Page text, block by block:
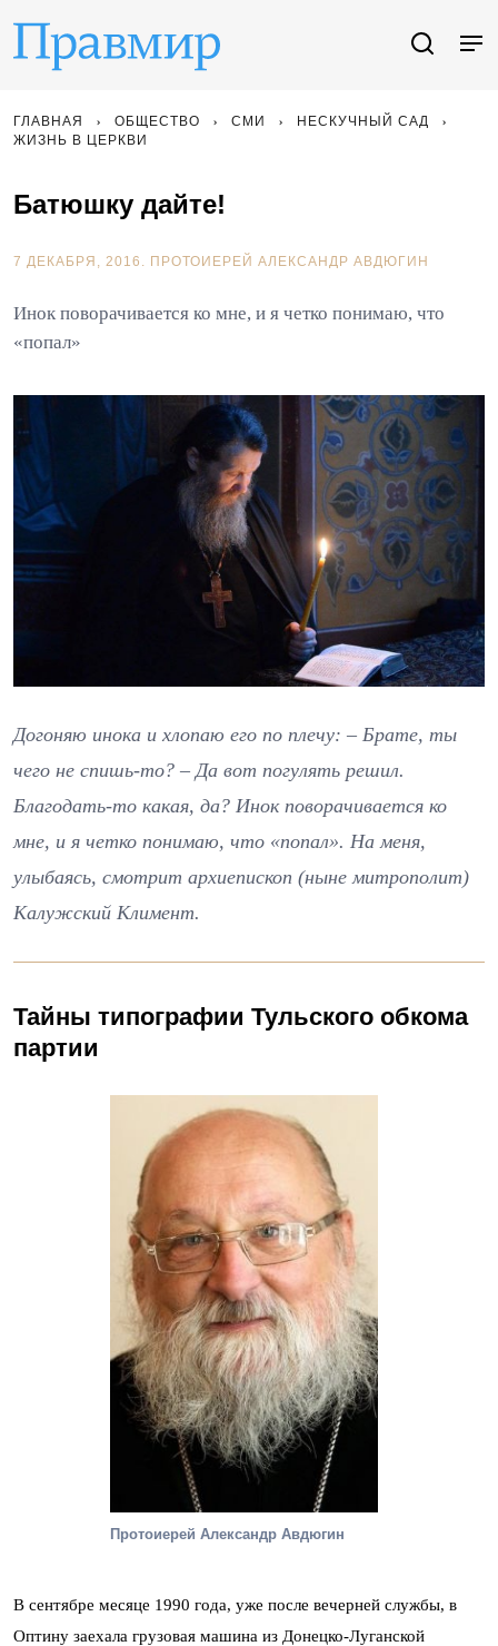
ГЛАВНАЯ ОБЩЕСТВО СМИ
НЕСКУЧНЫЙ САД
ЖИЗНЬ В ЦЕРКВИ
Батюшку дайте!
7 ДЕКАБРЯ, 2016. ПРОТОИЕРЕЙ АЛЕКСАНДР АВДЮГИН
Инок поворачивается ко мне, и я четко понимаю, что
«попал»
Догоняю инока и хлопаю его по плечу: – Брате, ты
чего не спишь-то? – Да вот погулять решил.
Благодать-то какая, да? Инок поворачивается ко
мне, и я четко понимаю, что «попал». На меня,
улыбаясь, смотрит архиепископ (ныне митрополит)
Калужский Климент.
Тайны типографии Тульского обкома
партии
Протоиерей Александр Авдюгин
В сентябре месяце 1990 года, уже после вечерней службы, в
Оптину заехала грузовая машина из Донецко-Луганской